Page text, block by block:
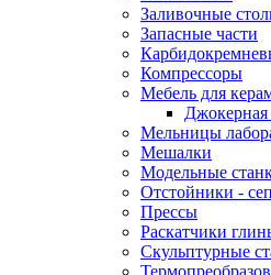
Заливочные
Запасные части
Компрессоры
Мебель для
Джокерная
Мельницы
Мешалки
Модельные
Отстойники -
Прессы
Раскатчики
Скульптурные